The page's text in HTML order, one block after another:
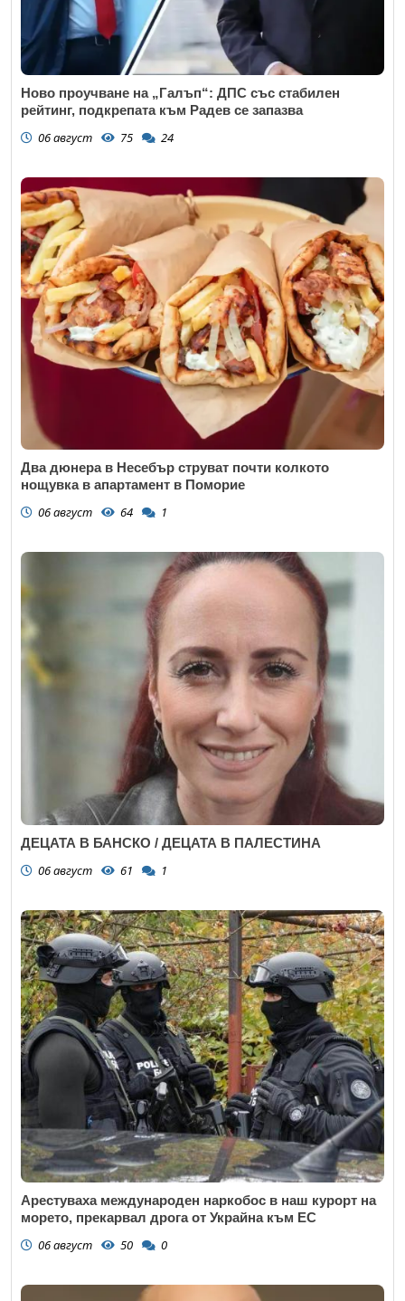
Ново проучване на „Галъп“: ДПС със стабилен
рейтинг, подкрепата към Радев се запазва
06 август 75 24
Два дюнера в Несебър струват почти колкото
нощувка в апартамент в Поморие
06 август 64 1
ДЕЦАТА В БАНСКО / ДЕЦАТА В ПАЛЕСТИНА
06 август 61 1
Арестуваха международен наркобос в наш курорт на
морето, прекарвал дрога от Украйна към ЕС
06 август 50 0